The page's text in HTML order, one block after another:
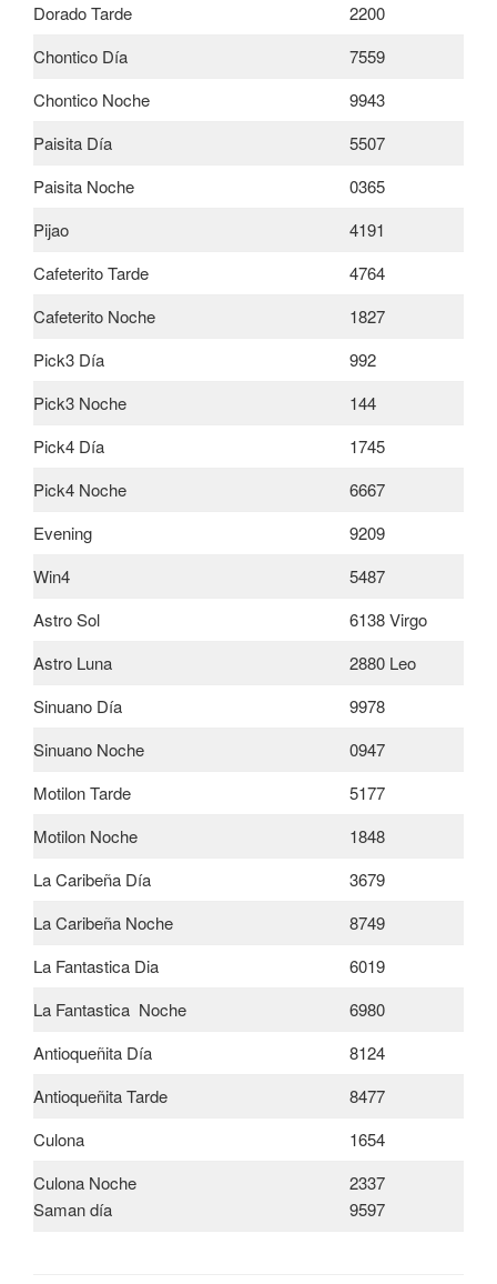
Dorado Tarde
2200
Chontico Día
7559
Chontico Noche
9943
Paisita Día
5507
Paisita Noche
0365
Pijao
4191
Cafeterito Tarde
4764
Cafeterito Noche
1827
Pick3 Día
992
Pick3 Noche
144
Pick4 Día
1745
Pick4 Noche
6667
Evening
9209
Win4
5487
Astro Sol
6138 Virgo
Astro Luna
2880 Leo
Sinuano Día
9978
Sinuano Noche
0947
Motilon Tarde
5177
Motilon Noche
1848
La Caribeña Día
3679
La Caribeña Noche
8749
La Fantastica Dia
6019
La Fantastica Noche
6980
Antioqueñita Día
8124
Antioqueñita Tarde
8477
Culona
1654
Culona Noche
Saman día
2337
9597